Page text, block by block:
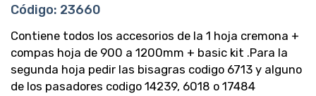
Código: 23660
Contiene todos los accesorios de la 1 hoja cremona +
compas hoja de 900 a 1200mm + basic kit .Para la
segunda hoja pedir las bisagras codigo 6713 y alguno
de los pasadores codigo 14239, 6018 o 17484